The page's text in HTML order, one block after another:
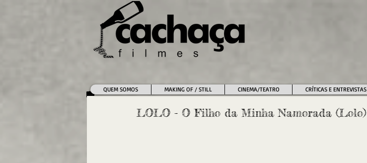
QUEM SOMOS MAKING OF / STILL CINEMA/TEATRO CRÍTICAS E ENTREVISTAS
LOLO - O Filho da Minha Namorada (Lolo)